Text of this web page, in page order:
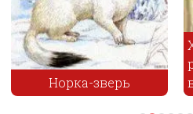
Храбрые дочери
рыцаря и злой
великан